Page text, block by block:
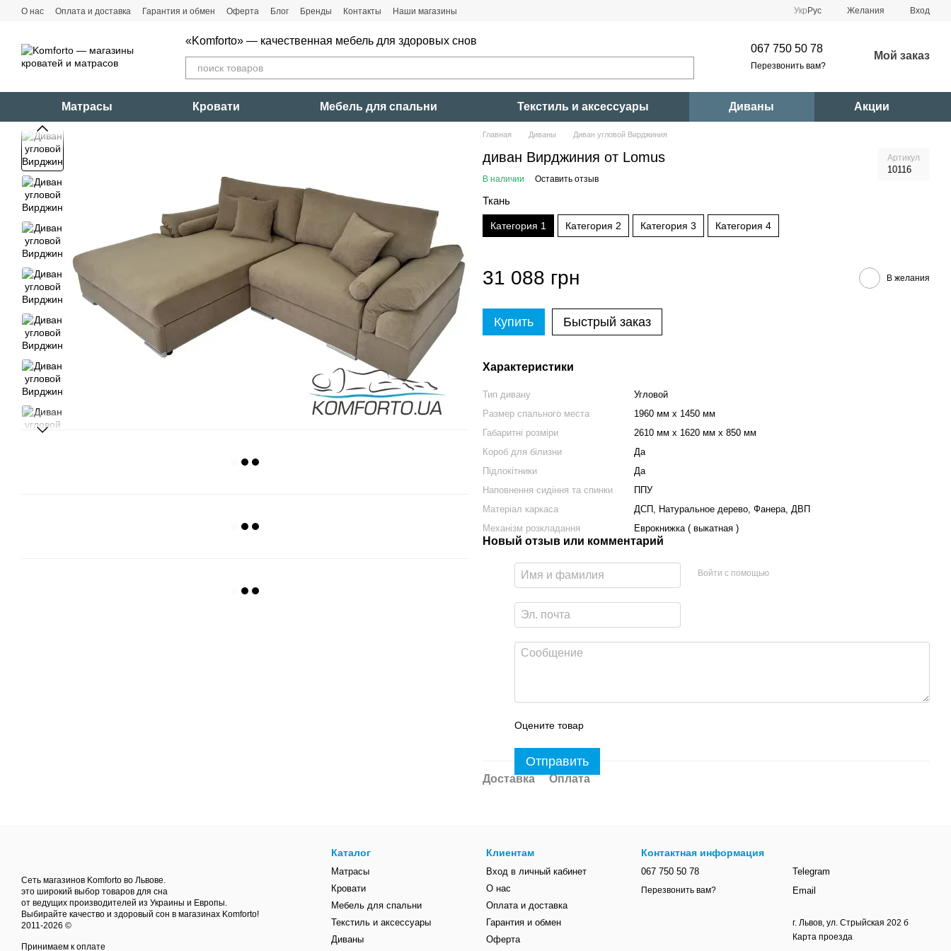
Перейти к основному контенту
О нас Оплата и доставка Гарантия и обмен Оферта Блог Бренды Контакты Наши магазины Укр Рус Желания Вход
«Komforto» — качественная мебель для здоровых снов
067 750 50 78
Перезвонить вам?
Мой заказ
Матрасы Кровати Мебель для спальни Текстиль и аксессуары Диваны Акции
Главная Диваны Диван угловой Вирджиния
диван Вирджиния от Lomus Артикул
10116
В наличии Оставить отзыв
Ткань
Категория 1 Категория 2 Категория 3 Категория 4
31 088 грн В желания
Купить Быстрый заказ
Характеристики
Тип дивану
Угловой
Размер спального места
1960 мм х 1450 мм
Габаритні розміри
2610 мм х 1620 мм х 850 мм
Короб для білизни
Да
Підлокітники
Да
Наповнення сидіння та спинки
ППУ
Матеріал каркаса
ДСП, Натуральное дерево, Фанера, ДВП
Механізм розкладання
Еврокнижка ( выкатная )
Новый отзыв или комментарий
Войти с помощью
Оцените товар
Отправить
Доставка Оплата
Сеть магазинов Komforto во Львове.
это широкий выбор товаров для сна
от ведущих производителей из Украины и Европы.
Выбирайте качество и здоровый сон в магазинах Komforto!
2011-2026 ©
Принимаем к оплате
Каталог
Матрасы
Кровати
Мебель для спальни
Текстиль и аксессуары
Диваны
Клиентам
Вход в личный кабинет
О нас
Оплата и доставка
Гарантия и обмен
Оферта
Контактная информация
067 750 50 78
Перезвонить вам?
Telegram
Email
г. Львов, ул. Стрыйская 202 б
Карта проезда